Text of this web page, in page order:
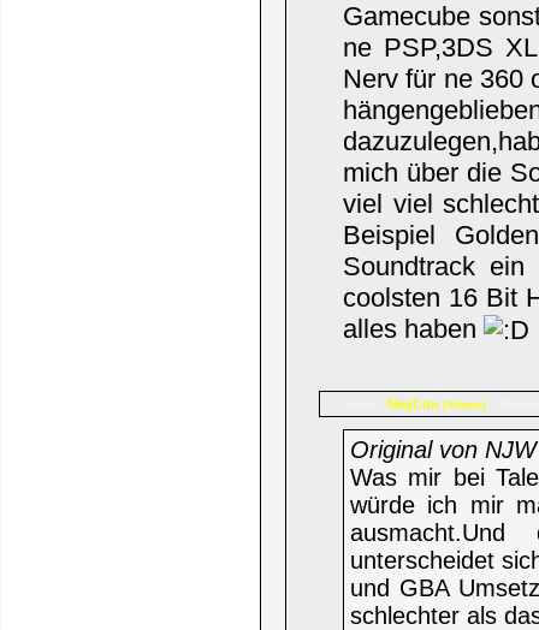
Gamecube
ne PSP,3DS
Nerv für ne 360
mich über die
viel viel
Beispiel
Soundtrack
coolsten 16 Bit
alles haben
NegCon (Admin)
Original von NJW
Was mir bei
würde ich mir
unterscheidet
und GBA
schlechter als